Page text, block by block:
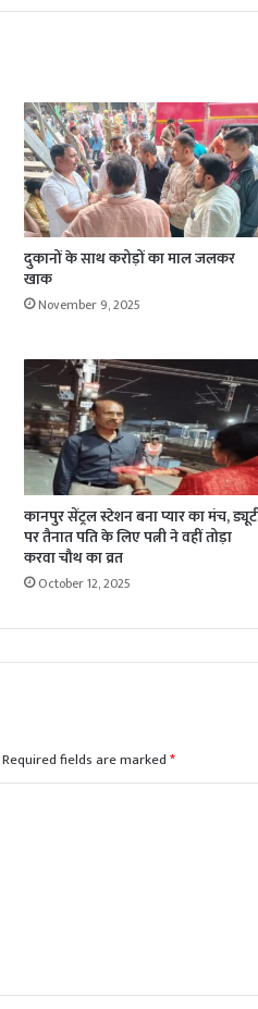
दुकानों के साथ करोड़ों का माल जलकर
खाक
November 9, 2025
कानपुर सेंट्रल स्टेशन बना प्यार का मंच,
पर तैनात पति के लिए पत्नी ने वहीं तोड़ा
करवा चौथ का व्रत
October 12, 2025
Required fields are marked*